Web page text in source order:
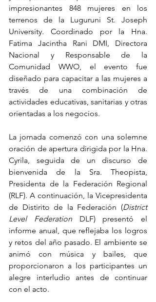
impresionantes 848 mujeres en los
terrenos de la Luguruni St. Joseph
University. Coordinado por la Hna.
Fatima Jacintha Rani DMI, Directora
Nacional y Responsable de la
Comunidad WWO, el evento fue
diseñado para capacitar a las mujeres a
través de una combinación de
actividades educativas, sanitarias y otras
orientadas a los negocios.
La jornada comenzó con una solemne
oración de apertura dirigida por la Hna.
Cyrila, seguida de un discurso de
bienvenida de la Sra. Theopista,
Presidenta de la Federación Regional
(RLF). A continuación, la Vicepresidenta
de Distirito de la Federación (District
Level Federation DLF) presentó el
informe anual, que reflejaba los logros
y retos del año pasado. El ambiente se
animó con música y bailes, que
proporcionaron a los participantes un
alegre interludio antes de continuar
con el acto.